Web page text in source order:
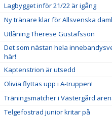
Lagbygget inför 21/22 är igång
Ny tränare klar för Allsvenska
Utlåning Therese Gustafsson
Det som nästan hela
här!
Kaptenstrion är utsedd
Olivia flyttas upp i A-truppen!
Träningsmatcher i Västergård
Telgefostrad junior kritar på